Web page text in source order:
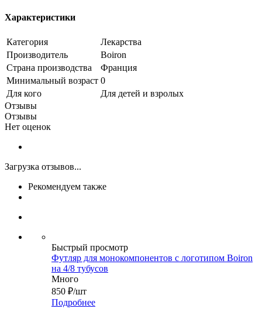
Характеристики
Категория
Лекарства
Производитель
Boiron
Страна производства
Франция
Минимальный возраст 0
Для кого
Для детей и взролых
Отзывы
Отзывы
Нет оценок
Загрузка отзывов...
Рекомендуем также
Быстрый просмотр
Футляр для монокомпонентов с логотипом Boiron
на 4/8 тубусов
Много
850 ₽/шт
Подробнее